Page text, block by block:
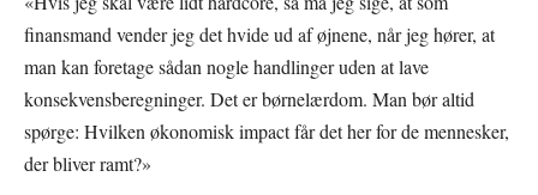
finansmand vender jeg det hvide ud af øjnene, når jeg hører, at
man kan foretage sådan nogle handlinger uden at lave
konsekvensberegninger. Det er børnelærdom. Man bør altid
spørge: Hvilken økonomisk impact får det her for de mennesker,
der bliver ramt?»